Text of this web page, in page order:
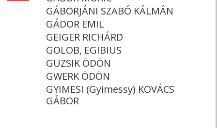
GÁBORJÁNI SZABÓ KÁLMÁN
GÁDOR EMIL
GEIGER RICHÁRD
GOLOB, EGIBIUS
GUZSIK ÖDÖN
GWERK ÖDÖN
GYIMESI (Gyimessy) KOVÁCS
GÁBOR